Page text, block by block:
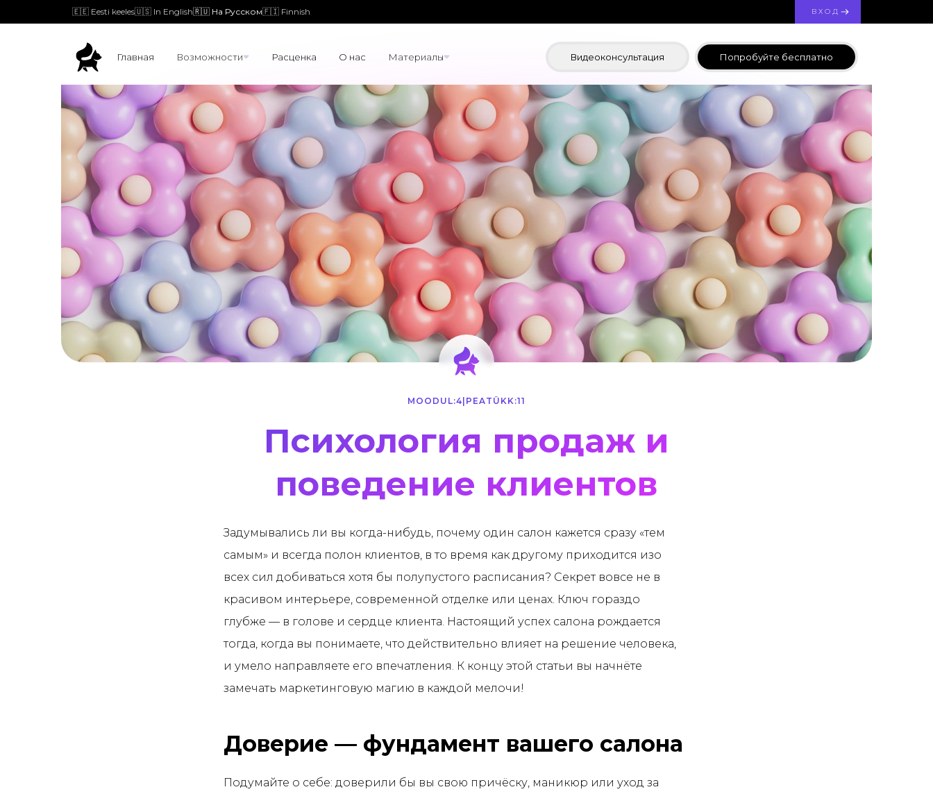
🇪🇪 Eesti keeles🇺🇸 In English🇷🇺 На Русском🇫🇮 Finnish ВХОД
Главная Возможности Расценка О нас Материалы Видеоконсультация Попробуйте бесплатно
MOODUL:4 PEATÜKK:11
Психология продаж и
поведение клиентов
Задумывались ли вы когда-нибудь, почему один салон кажется сразу «тем
самым» и всегда полон клиентов, в то время как другому приходится изо
всех сил добиваться хотя бы полупустого расписания? Секрет вовсе не в
красивом интерьере, современной отделке или ценах. Ключ гораздо
глубже — в голове и сердце клиента. Настоящий успех салона рождается
тогда, когда вы понимаете, что действительно влияет на решение человека,
и умело направляете его впечатления. К концу этой статьи вы начнёте
замечать маркетинговую магию в каждой мелочи!
Доверие — фундамент вашего салона
Подумайте о себе: доверили бы вы свою причёску, маникюр или уход за